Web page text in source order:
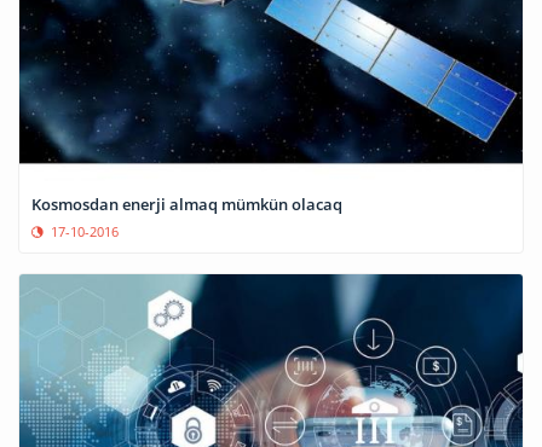
Kosmosdan enerji almaq mümkün olacaq
17-10-2016